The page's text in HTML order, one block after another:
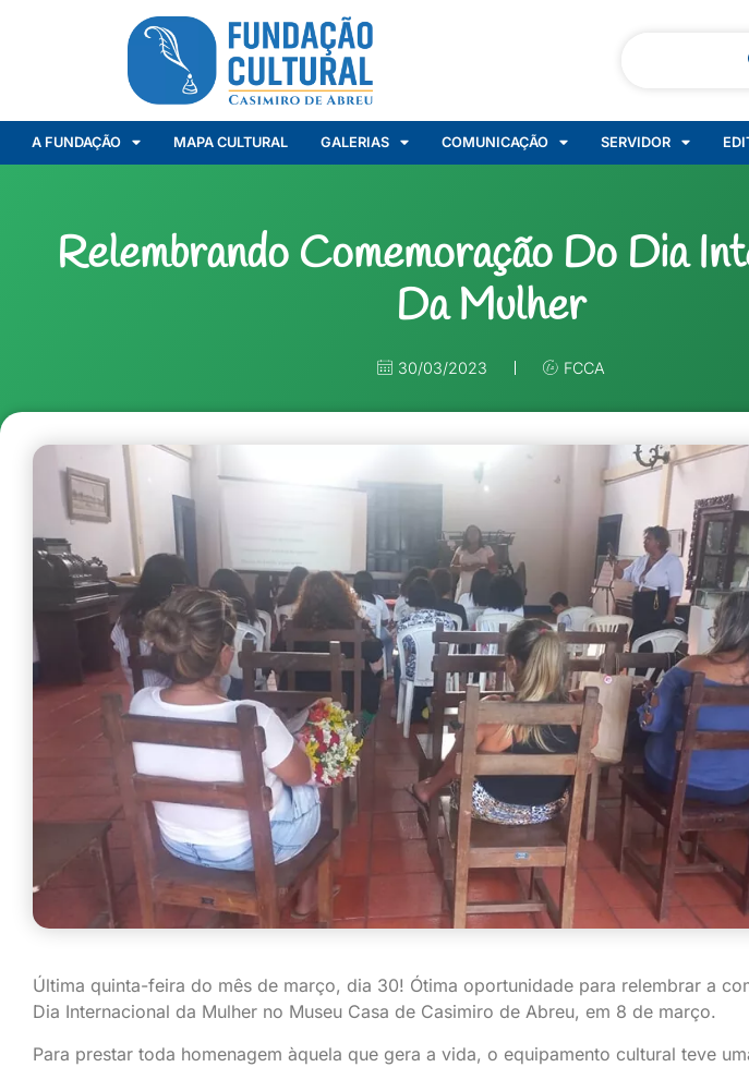
A FUNDAÇÃO MAPA CULTURAL GALERIAS COMUNICAÇÃO SERVIDOR
Relembrando Comemoração Do Dia
Da Mulher
30/03/2023 FCCA
Última quinta-feira do mês de março, dia 30! Ótima oportunidade para relembrar a
Dia Internacional da Mulher no Museu Casa de Casimiro de Abreu, em 8 de março.
Para prestar toda homenagem àquela que gera a vida, o equipamento cultural teve